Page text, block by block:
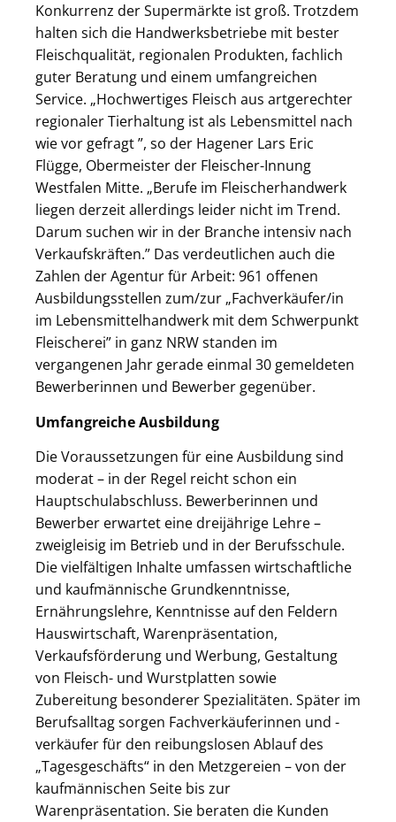
Konkurrenz der Supermärkte ist groß. Trotzdem
halten sich die Handwerksbetriebe mit bester
Fleischqualität, regionalen Produkten, fachlich
guter Beratung und einem umfangreichen
Service. „Hochwertiges Fleisch aus artgerechter
regionaler Tierhaltung ist als Lebensmittel nach
wie vor gefragt ”, so der Hagener Lars Eric
Flügge, Obermeister der Fleischer-Innung
Westfalen Mitte. „Berufe im Fleischerhandwerk
liegen derzeit allerdings leider nicht im Trend.
Darum suchen wir in der Branche intensiv nach
Verkaufskräften.” Das verdeutlichen auch die
Zahlen der Agentur für Arbeit: 961 offenen
Ausbildungsstellen zum/zur „Fachverkäufer/in
im Lebensmittelhandwerk mit dem Schwerpunkt
Fleischerei” in ganz NRW standen im
vergangenen Jahr gerade einmal 30 gemeldeten
Bewerberinnen und Bewerber gegenüber.
Umfangreiche Ausbildung
Die Voraussetzungen für eine Ausbildung sind
moderat – in der Regel reicht schon ein
Hauptschulabschluss. Bewerberinnen und
Bewerber erwartet eine dreijährige Lehre –
zweigleisig im Betrieb und in der Berufsschule.
Die vielfältigen Inhalte umfassen wirtschaftliche
und kaufmännische Grundkenntnisse,
Ernährungslehre, Kenntnisse auf den Feldern
Hauswirtschaft, Warenpräsentation,
Verkaufsförderung und Werbung, Gestaltung
von Fleisch- und Wurstplatten sowie
Zubereitung besonderer Spezialitäten. Später im
Berufsalltag sorgen Fachverkäuferinnen und -
verkäufer für den reibungslosen Ablauf des
„Tagesgeschäfts“ in den Metzgereien – von der
kaufmännischen Seite bis zur
Warenpräsentation. Sie beraten die Kunden